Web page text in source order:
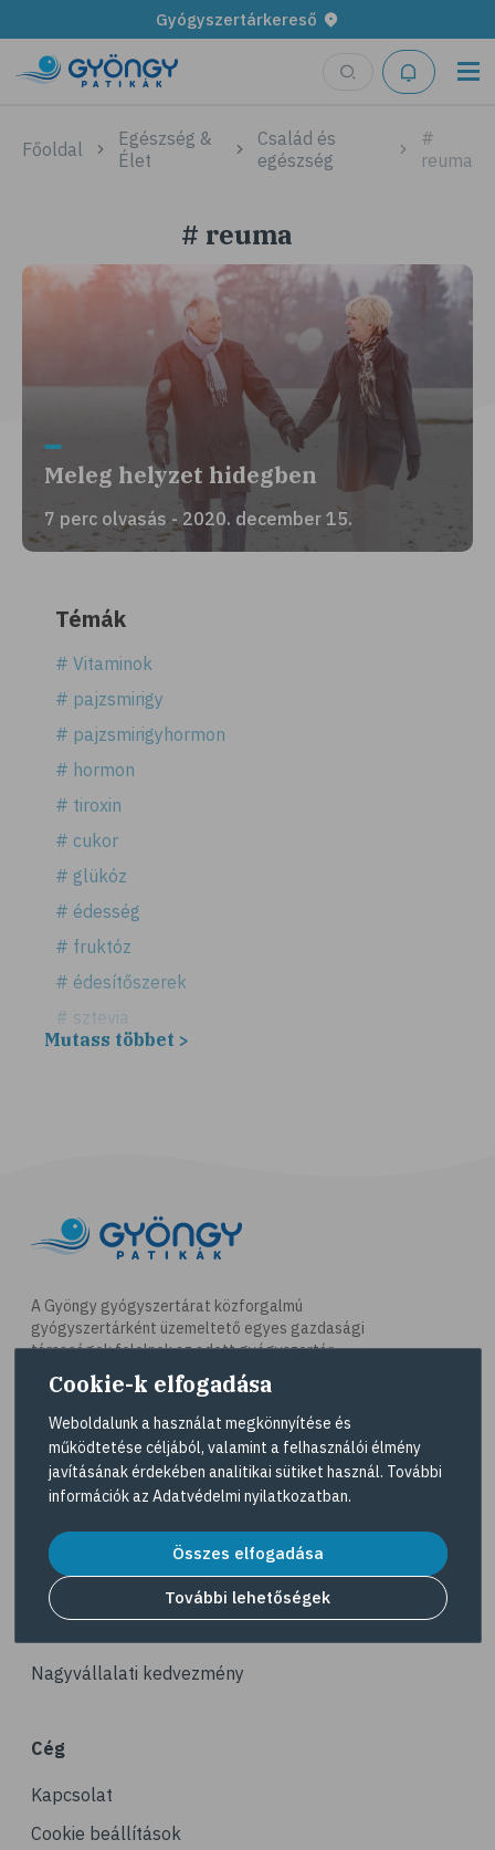
Gyógyszertárkereső
Főoldal
Egészség &
Élet
Család és
egészség
#
reuma
# reuma
Meleg helyzet hidegben
7 perc olvasás - 2020. december 15.
Témák
# Vitaminok
# pajzsmirigy
# pajzsmirigyhormon
# hormon
# tiroxin
# cukor
# glükóz
# édesség
# fruktóz
# édesítőszerek
# sztevia
# fogadalom
# célkitűzés
# étkezési napló
# hal
# egészséges táplálkozás
# omega-3
# A-vitamin
# ásványi anyagok
# ízületi fájdalom
# ízületek
# csontok
# porckopás
# csonttörés
# mozgásszervi problémák
# köszvény
Mutass többet >
A Gyöngy gyógyszertárat közforgalmú
gyógyszertárként üzemeltető egyes gazdasági
társaságok felelnek az adott gyógyszertár
működésért. A Gyöngy gyógyszertárak listáját és
elérhetőségeit a Gyógyszertár kereső
tekintheti meg.
Navigáció
Dermokozmetikumok
Gyöngy Patika Magazin
Nagyvállalati kedvezmény
Cég
Kapcsolat
Cookie beállítások
Cookie-k elfogadása
Weboldalunk a használat megkönnyítése és
működtetése céljából, valamint a felhasználói élmény
javításának érdekében analitikai sütiket használ. További
információk az Adatvédelmi nyilatkozatban.
Összes elfogadása
További lehetőségek